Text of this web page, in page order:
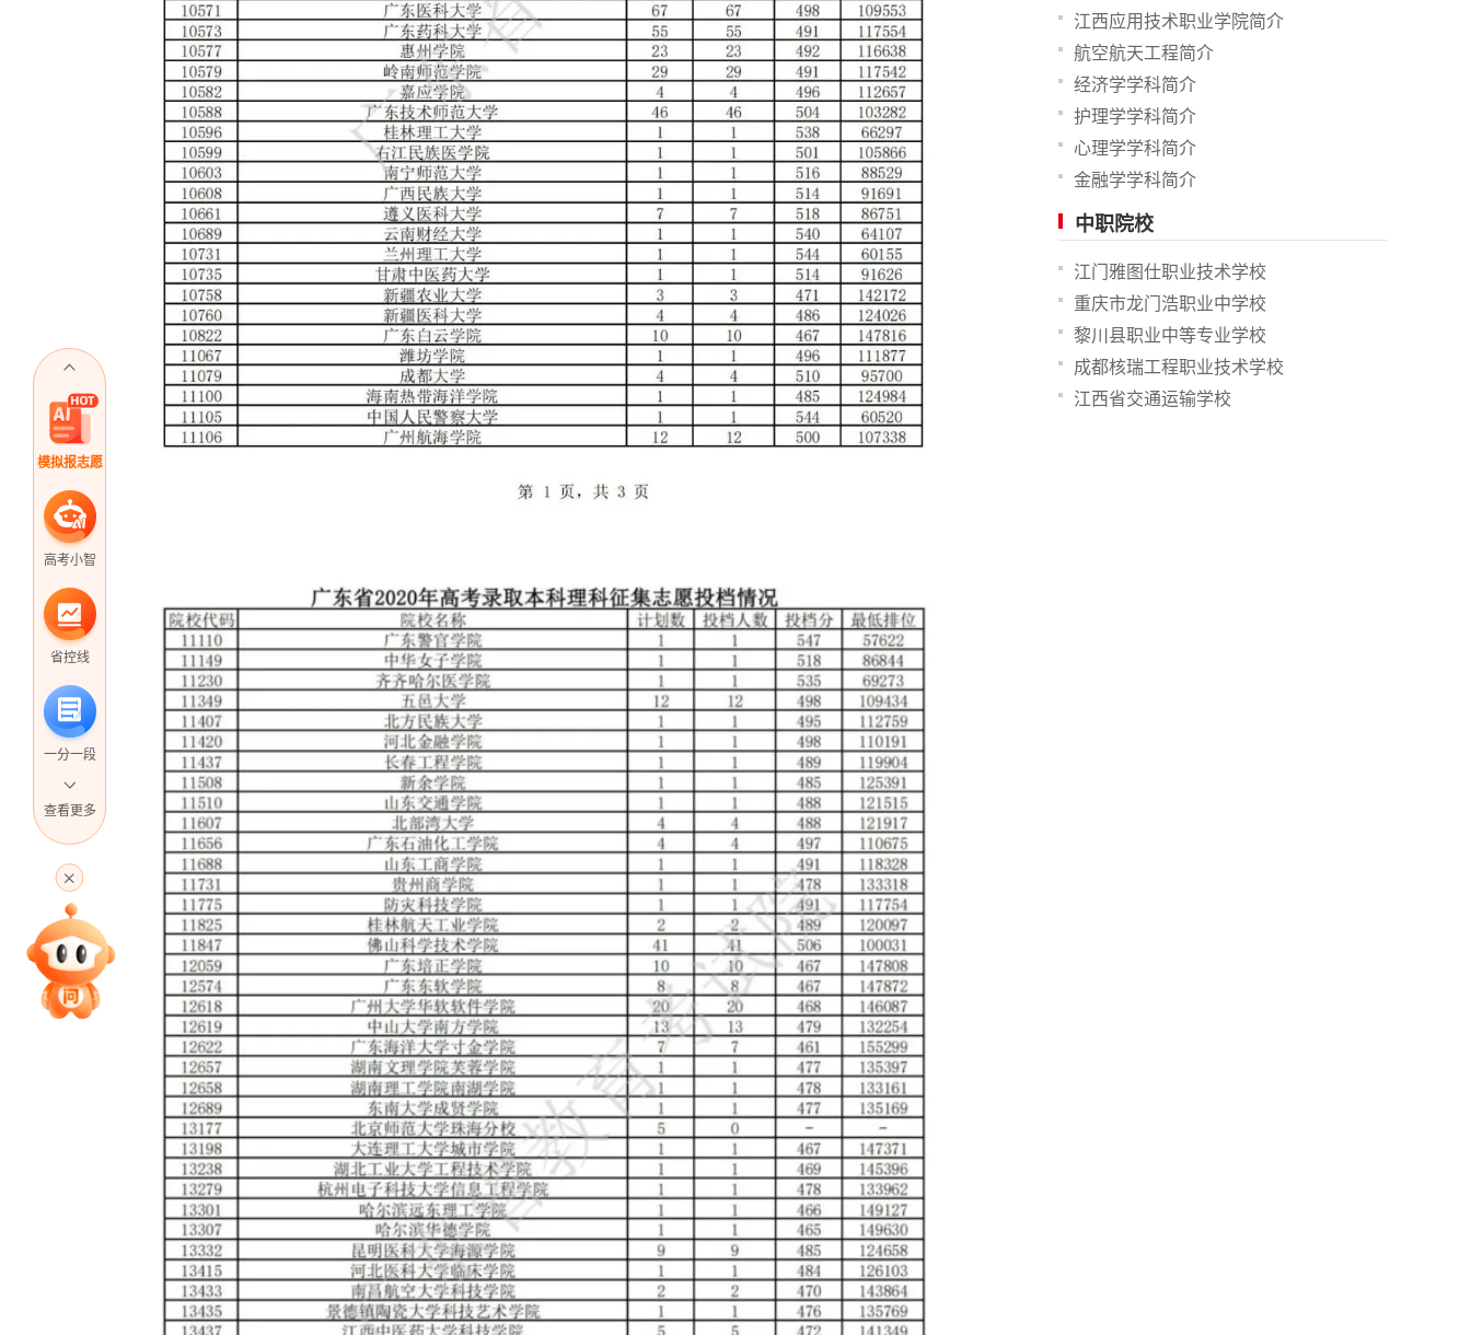
模拟报志愿
高考小智
省控线
一分一段
专家指导课
查看更多
江西应用技术职业学院简介
航空航天工程简介
经济学学科简介
护理学学科简介
心理学学科简介
金融学学科简介
中职院校
江门雅图仕职业技术学校
重庆市龙门浩职业中学校
黎川县职业中等专业学校
成都核瑞工程职业技术学校
江西省交通运输学校